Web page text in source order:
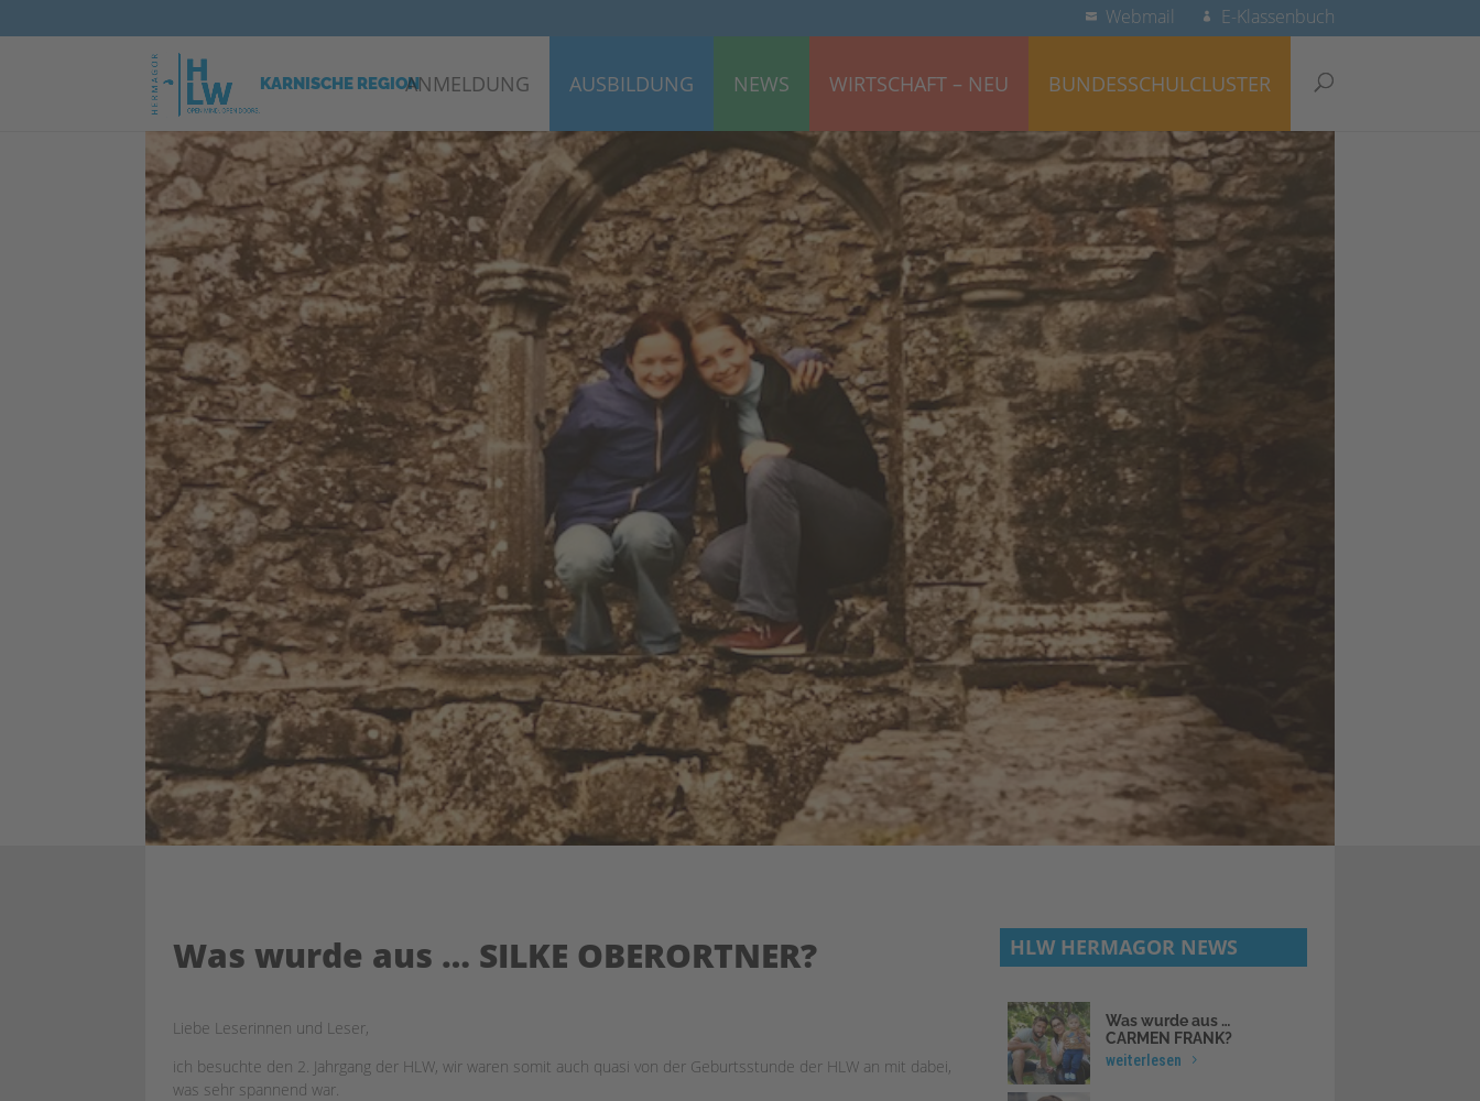
Webmail E-Klassenbuch
ANMELDUNG AUSBILDUNG NEWS WIRTSCHAFT – NEU BUNDESSCHULCLUSTER
Was wurde aus … SILKE OBERORTNER?
Liebe Leserinnen und Leser,
ich besuchte den 2. Jahrgang der HLW, wir waren somit auch quasi von der Geburtsstunde der HLW an mit dabei,
was sehr spannend war.
HLW HERMAGOR NEWS
Was wurde aus …
CARMEN FRANK?
weiterlesen